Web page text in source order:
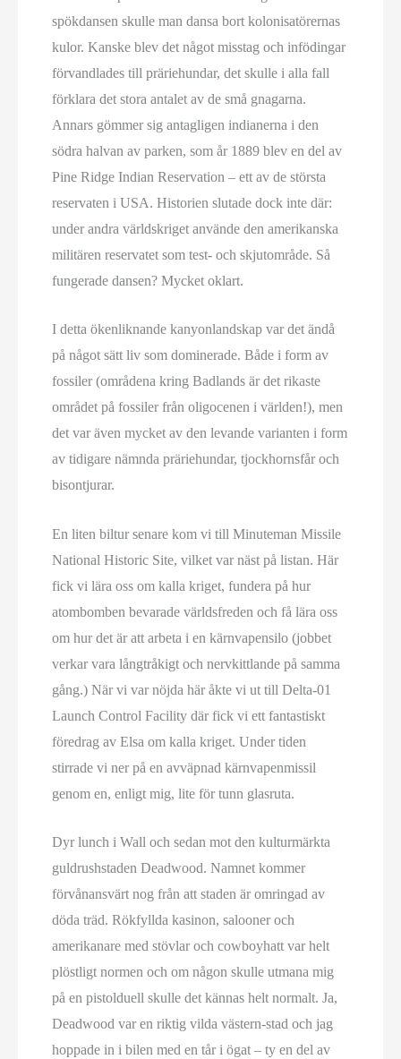
spökdansen skulle man dansa bort kolonisatörernas
kulor. Kanske blev det något misstag och infödingar
förvandlades till präriehundar, det skulle i alla fall
förklara det stora antalet av de små gnagarna.
Annars gömmer sig antagligen indianerna i den
södra halvan av parken, som år 1889 blev en del av
Pine Ridge Indian Reservation – ett av de största
reservaten i USA. Historien slutade dock inte där:
under andra världskriget använde den amerikanska
militären reservatet som test- och skjutområde. Så
fungerade dansen? Mycket oklart.
I detta ökenliknande kanyonlandskap var det ändå
på något sätt liv som dominerade. Både i form av
fossiler (områdena kring Badlands är det rikaste
området på fossiler från oligocenen i världen!), men
det var även mycket av den levande varianten i form
av tidigare nämnda präriehundar, tjockhornsfår och
bisontjurar.
En liten biltur senare kom vi till Minuteman Missile
National Historic Site, vilket var näst på listan. Här
fick vi lära oss om kalla kriget, fundera på hur
atombomben bevarade världsfreden och få lära oss
om hur det är att arbeta i en kärnvapensilo (jobbet
verkar vara långtråkigt och nervkittlande på samma
gång.) När vi var nöjda här åkte vi ut till Delta-01
Launch Control Facility där fick vi ett fantastiskt
föredrag av Elsa om kalla kriget. Under tiden
stirrade vi ner på en avväpnad kärnvapenmissil
genom en, enligt mig, lite för tunn glasruta.
Dyr lunch i Wall och sedan mot den kulturmärkta
guldrushstaden Deadwood. Namnet kommer
förvånansvärt nog från att staden är omringad av
döda träd. Rökfyllda kasinon, salooner och
amerikanare med stövlar och cowboyhatt var helt
plöstligt normen och om någon skulle utmana mig
på en pistolduell skulle det kännas helt normalt. Ja,
Deadwood var en riktig vilda västern-stad och jag
hoppade in i bilen med en tår i ögat – ty en del av